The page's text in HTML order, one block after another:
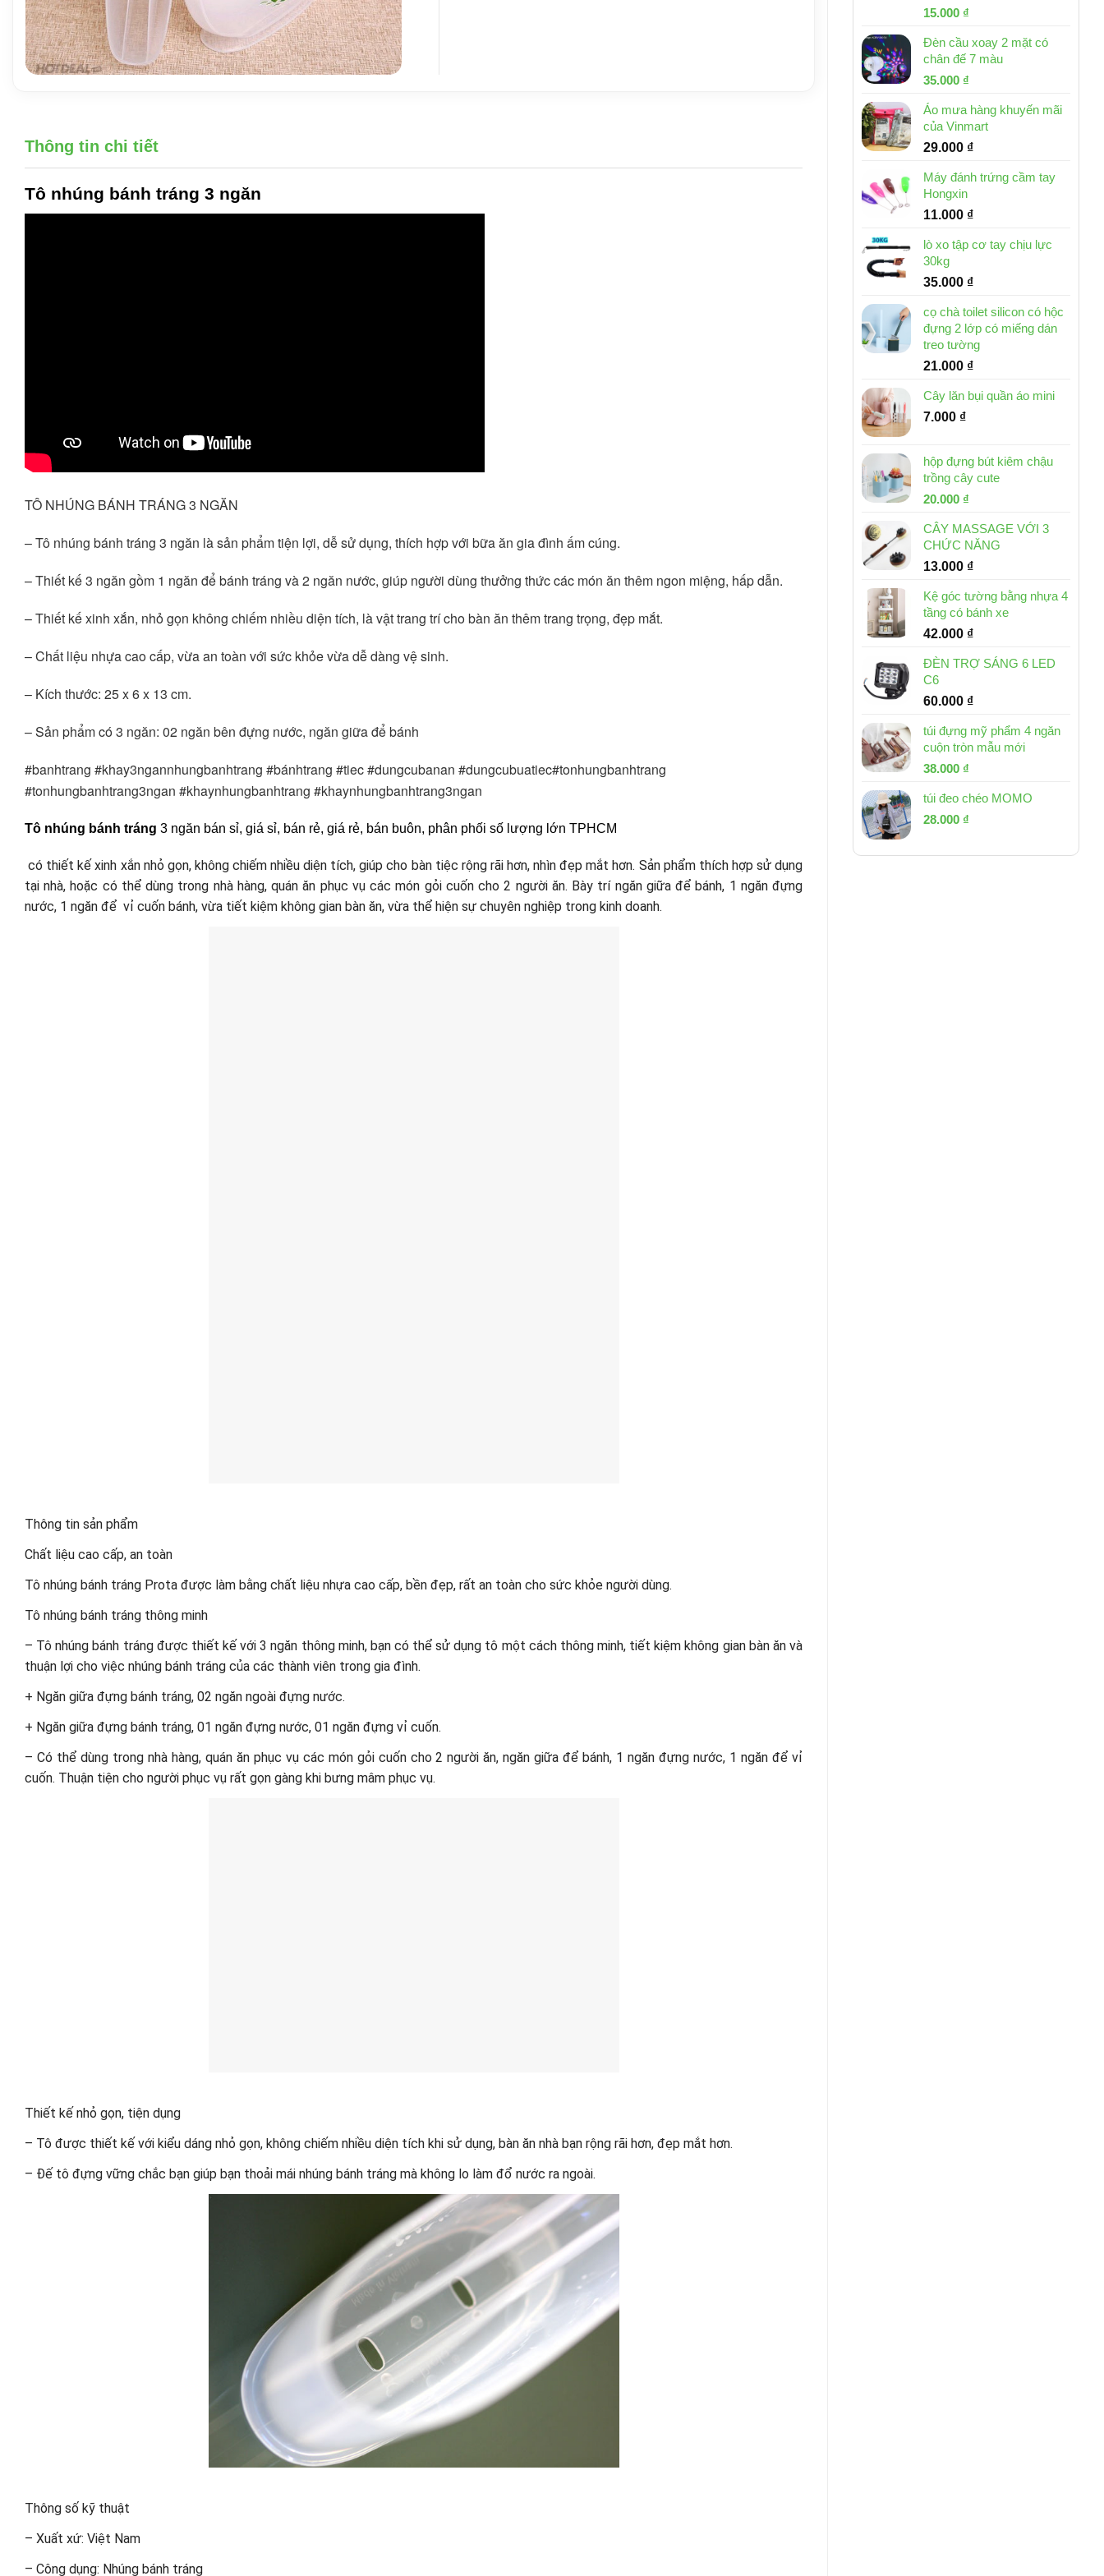
Giá
là:
32.000 ₫.
15.000 ₫
tại
là:
Đèn cầu xoay 2 mặt có
chân đế 7 màu
Giá
là:
46.000 ₫.
35.000 ₫
tại
là:
35.000 ₫.
Áo mưa hàng khuyến mãi
của Vinmart
29.000 ₫
Máy đánh trứng cầm tay
Hongxin
11.000 ₫
lò xo tập cơ tay chịu lực
30kg
35.000 ₫
cọ chà toilet silicon có hộc
đựng 2 lớp có miếng dán
treo tường
21.000 ₫
Cây lăn bụi quần áo mini
7.000 ₫
hộp đựng bút kiêm chậu
trồng cây cute
Giá
là:
30.000 ₫.
20.000 ₫
tại
là:
20.000 ₫.
CÂY MASSAGE VỚI 3
CHỨC NĂNG
13.000 ₫
Kệ góc tường bằng nhựa 4
tầng có bánh xe
42.000 ₫
ĐÈN TRỢ SÁNG 6 LED
C6
60.000 ₫
túi đựng mỹ phẩm 4 ngăn
cuộn tròn mẫu mới
Giá
là:
53.000 ₫.
38.000 ₫
tại
túi đeo chéo MOMO
Giá
là:
28.000 ₫
tại
Thông tin chi tiết
Tô nhúng bánh tráng 3 ngăn
TÔ NHÚNG BÁNH TRÁNG 3 NGĂN
– Tô nhúng bánh tráng 3 ngăn là sản phẩm tiện lợi, dễ sử dụng, thích hợp với bữa ăn gia đình ấm cúng.
– Thiết kế 3 ngăn gồm 1 ngăn để bánh tráng và 2 ngăn nước, giúp người dùng thưởng thức các món ăn thêm ngon miệng, hấp dẫn.
– Thiết kế xinh xắn, nhỏ gọn không chiếm nhiều diện tích, là vật trang trí cho bàn ăn thêm trang trọng, đẹp mắt.
– Chất liệu nhựa cao cấp, vừa an toàn với sức khỏe vừa dễ dàng vệ sinh.
– Kích thước: 25 x 6 x 13 cm.
– Sản phẩm có 3 ngăn: 02 ngăn bên đựng nước, ngăn giữa để bánh
#banhtrang #khay3ngannhungbanhtrang #bánhtrang #tiec #dungcubanan #dungcubuatiec#tonhungbanhtrang
#tonhungbanhtrang3ngan #khaynhungbanhtrang #khaynhungbanhtrang3ngan
Tô nhúng bánh tráng 3 ngăn bán sỉ, giá sỉ, bán rẻ, giá rẻ, bán buôn, phân phối số lượng lớn TPHCM
có thiết kế xinh xắn nhỏ gọn, không chiếm nhiều diện tích, giúp cho bàn tiệc rộng rãi hơn, nhìn đẹp mắt hơn. Sản phẩm thích hợp sử dụng
tại nhà, hoặc có thể dùng trong nhà hàng, quán ăn phục vụ các món gỏi cuốn cho 2 người ăn. Bày trí ngăn giữa để bánh, 1 ngăn đựng
nước, 1 ngăn để vỉ cuốn bánh, vừa tiết kiệm không gian bàn ăn, vừa thể hiện sự chuyên nghiệp trong kinh doanh.
Thông tin sản phẩm
Chất liệu cao cấp, an toàn
Tô nhúng bánh tráng Prota được làm bằng chất liệu nhựa cao cấp, bền đẹp, rất an toàn cho sức khỏe người dùng.
Tô nhúng bánh tráng thông minh
– Tô nhúng bánh tráng được thiết kế với 3 ngăn thông minh, bạn có thể sử dụng tô một cách thông minh, tiết kiệm không gian bàn ăn và
thuận lợi cho việc nhúng bánh tráng của các thành viên trong gia đình.
+ Ngăn giữa đựng bánh tráng, 02 ngăn ngoài đựng nước.
+ Ngăn giữa đựng bánh tráng, 01 ngăn đựng nước, 01 ngăn đựng vỉ cuốn.
– Có thể dùng trong nhà hàng, quán ăn phục vụ các món gỏi cuốn cho 2 người ăn, ngăn giữa để bánh, 1 ngăn đựng nước, 1 ngăn để vỉ
cuốn. Thuận tiện cho người phục vụ rất gọn gàng khi bưng mâm phục vụ.
Thiết kế nhỏ gọn, tiện dụng
– Tô được thiết kế với kiểu dáng nhỏ gọn, không chiếm nhiều diện tích khi sử dụng, bàn ăn nhà bạn rộng rãi hơn, đẹp mắt hơn.
– Đế tô đựng vững chắc bạn giúp bạn thoải mái nhúng bánh tráng mà không lo làm đổ nước ra ngoài.
Thông số kỹ thuật
– Xuất xứ: Việt Nam
– Công dụng: Nhúng bánh tráng